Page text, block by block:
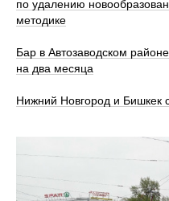
по удалению
методике
Бар в Автозаводском
на два месяца
Нижний Новгород и Бишкек